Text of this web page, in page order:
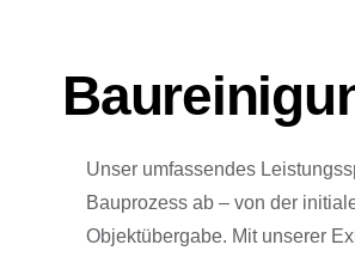
Unser umfassendes
Bauprozess ab – von der
Objektübergabe. Mit unserer